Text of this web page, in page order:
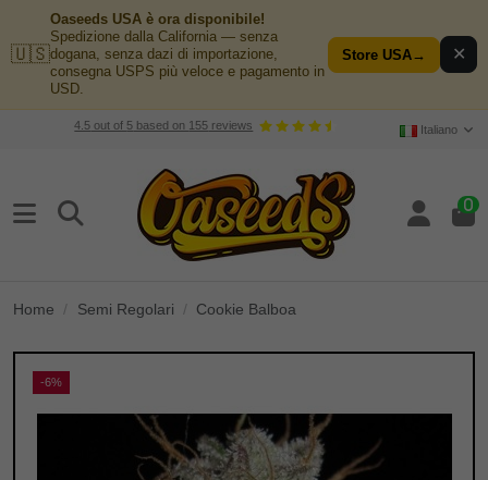
🇺🇸
Oaseeds USA è ora disponibile!
Spedizione dalla California — senza
dogana, senza dazi di importazione,
consegna USPS più veloce e pagamento in
USD.
Store USA→ ✕
4.5 out of 5 based on 155 reviews Italiano
0
Home Semi Regolari Cookie Balboa
-6%